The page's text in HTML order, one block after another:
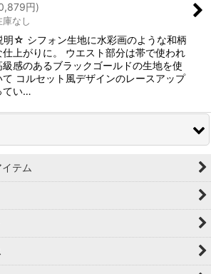
円)
なし
☆ シフォン生地に水彩画のような和柄
仕上がりに。 ウエスト部分は帯で使われ
級感のあるブラックゴールドの生地を使
て コルセット風デザインのレースアップ
てい…
テム